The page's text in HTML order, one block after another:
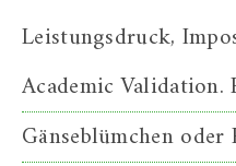
Leistungsdruck,
Academic Validation.
Gänseblümchen oder